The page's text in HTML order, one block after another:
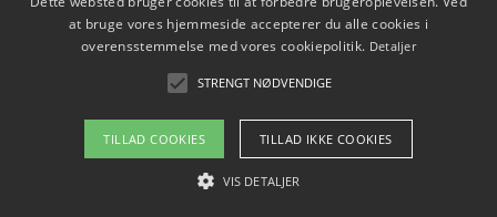
Sådan har udviklingen inden for genbrug af elektronik
ændret sig
Copyright 2026 - Pilanto Aps
Om / kontakt
at bruge vores hjemmeside accepterer du alle cookies i
overensstemmelse med vores cookiepolitik. Detaljer
STRENGT NØDVENDIGE
TILLAD COOKIES TILLAD IKKE COOKIES
VIS DETALJER